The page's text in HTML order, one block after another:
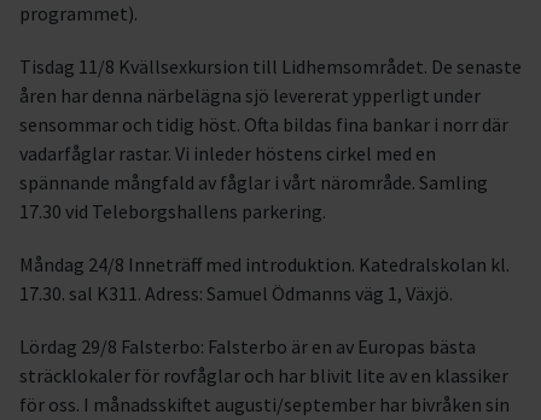
programmet).
Tisdag 11/8 Kvällsexkursion till Lidhemsområdet. De senaste
åren har denna närbelägna sjö levererat ypperligt under
sensommar och tidig höst. Ofta bildas fina bankar i norr där
vadarfåglar rastar. Vi inleder höstens cirkel med en
spännande mångfald av fåglar i vårt närområde. Samling
17.30 vid Teleborgshallens parkering.
Måndag 24/8 Inneträff med introduktion. Katedralskolan kl.
17.30. sal K311. Adress: Samuel Ödmanns väg 1, Växjö.
Lördag 29/8 Falsterbo: Falsterbo är en av Europas bästa
sträcklokaler för rovfåglar och har blivit lite av en klassiker
för oss. I månadsskiftet augusti/september har bivråken sin